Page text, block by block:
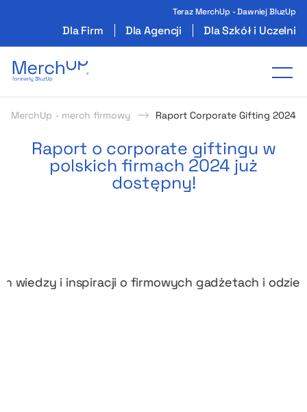
Teraz MerchUp - Dawniej BluzUp
Dla Firm Dla Agencji Dla Szkół i Uczelni
Odzież reklamowa z nadrukiem i gadżety
MerchUp - merch firmowy Raport Corporate Gifting 2024
Raport o corporate giftingu w
polskich firmach 2024 już
dostępny!
i inspiracji o firmowych gadżetach i odzieży!